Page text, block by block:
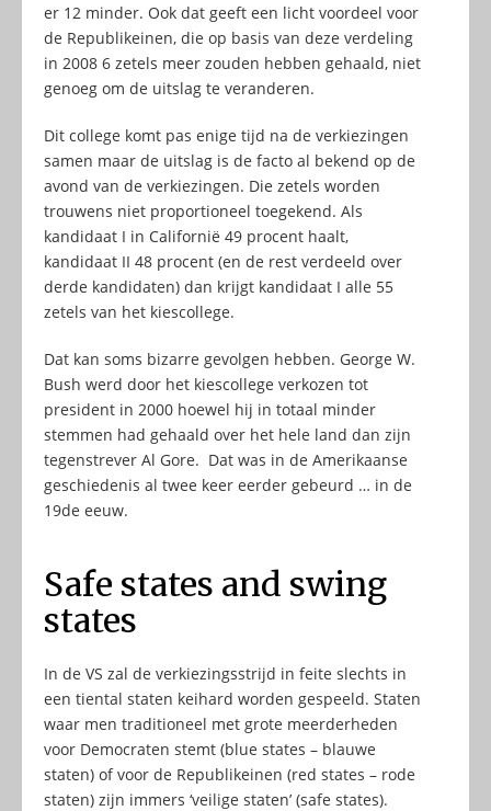
er 12 minder. Ook dat geeft een licht voordeel voor
de Republikeinen, die op basis van deze verdeling
in 2008 6 zetels meer zouden hebben gehaald, niet
genoeg om de uitslag te veranderen.
Dit college komt pas enige tijd na de verkiezingen
samen maar de uitslag is de facto al bekend op de
avond van de verkiezingen. Die zetels worden
trouwens niet proportioneel toegekend. Als
kandidaat I in Californië 49 procent haalt,
kandidaat II 48 procent (en de rest verdeeld over
derde kandidaten) dan krijgt kandidaat I alle 55
zetels van het kiescollege.
Dat kan soms bizarre gevolgen hebben. George W.
Bush werd door het kiescollege verkozen tot
president in 2000 hoewel hij in totaal minder
stemmen had gehaald over het hele land dan zijn
tegenstrever Al Gore. Dat was in de Amerikaanse
geschiedenis al twee keer eerder gebeurd … in de
19de eeuw.
Safe states and swing
states
In de VS zal de verkiezingsstrijd in feite slechts in
een tiental staten keihard worden gespeeld. Staten
waar men traditioneel met grote meerderheden
voor Democraten stemt (blue states – blauwe
staten) of voor de Republikeinen (red states – rode
staten) zijn immers ‘veilige staten’ (safe states).